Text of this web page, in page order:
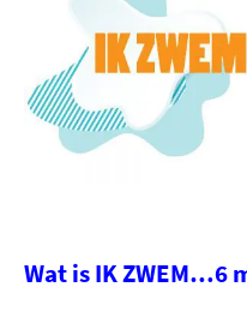
Wat is IK ZWEM…6